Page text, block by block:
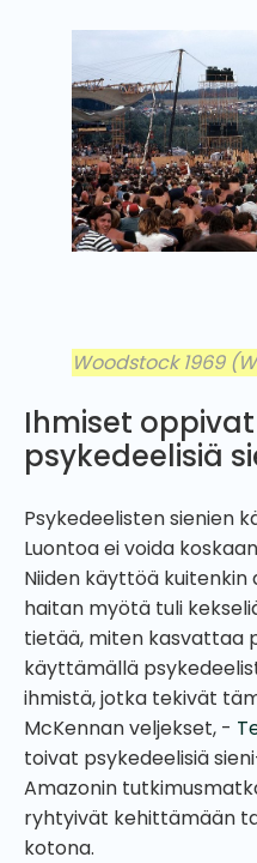
Woodstock 1969
Ihmiset
psykedeelisiä
Psykedeelisten sienien
Luontoa ei voida
Niiden käyttöä
haitan myötä tuli
tietää, miten kasvattaa
käyttämällä
ihmistä, jotka tekivät
McKennan veljekset, -
toivat psykedeelisiä
Amazonin
ryhtyivät kehittämään
kotona.